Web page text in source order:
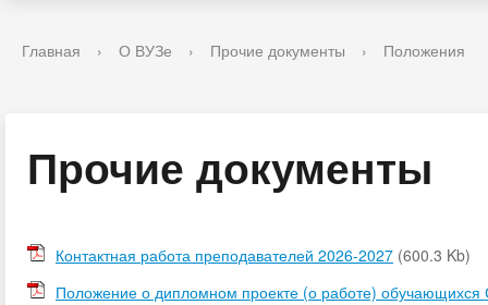
Главная › О ВУЗе › Прочие документы › Положения
Прочие документы
Контактная работа преподавателей 2026-2027 (600.3 Kb)
Положение о дипломном проекте (о работе)